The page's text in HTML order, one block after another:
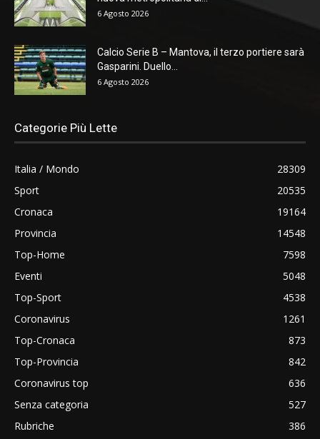
6 Agosto 2026
Calcio Serie B – Mantova, il terzo portiere sarà
Gasparini. Duello...
6 Agosto 2026
Categorie Più Lette
Italia / Mondo
28309
Sport
20535
Cronaca
19164
Provincia
14548
Top-Home
7598
Eventi
5048
Top-Sport
4538
Coronavirus
1261
Top-Cronaca
873
Top-Provincia
842
Coronavirus top
636
Senza categoria
527
Rubriche
386